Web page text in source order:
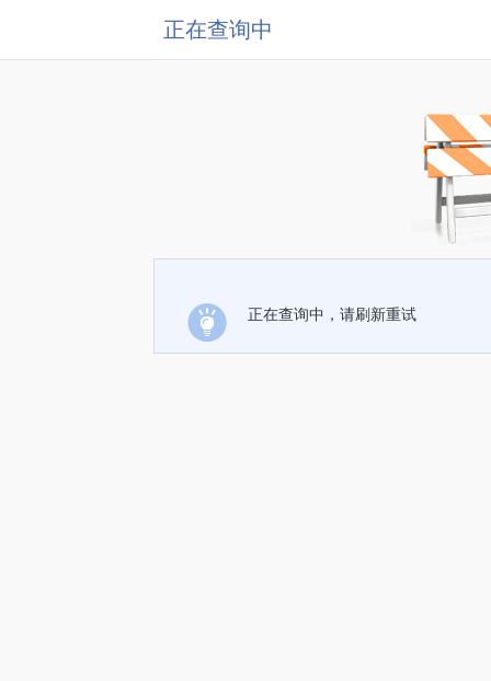
正在查询中
正在查询中，请刷新重试